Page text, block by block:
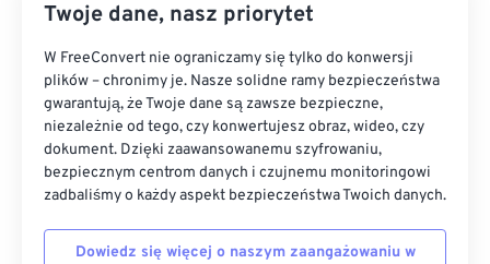
Twoje dane, nasz priorytet
W FreeConvert nie ograniczamy się tylko do konwersji
plików – chronimy je. Nasze solidne ramy bezpieczeństwa
gwarantują, że Twoje dane są zawsze bezpieczne,
niezależnie od tego, czy konwertujesz obraz, wideo, czy
dokument. Dzięki zaawansowanemu szyfrowaniu,
bezpiecznym centrom danych i czujnemu monitoringowi
zadbaliśmy o każdy aspekt bezpieczeństwa Twoich danych.
Dowiedz się więcej o naszym zaangażowaniu w